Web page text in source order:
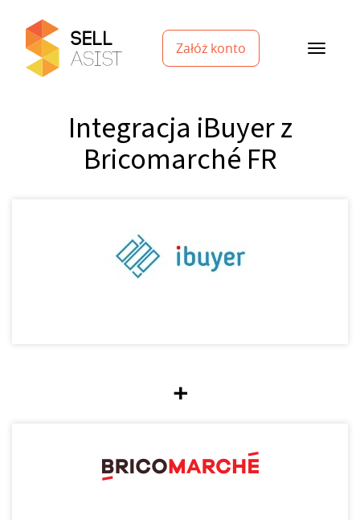
Załóż konto
Integracja iBuyer z
Bricomarché FR
+